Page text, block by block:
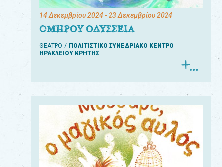
14 Δεκεμβρίου 2024- 23 Δεκεμβρίου 2024
ΟΜΗΡΟΥ ΟΔΥΣΣΕΙΑ
ΘΕΑΤΡΟ
ΠΟΛΙΤΙΣΤΙΚΟ ΣΥΝΕΔΡΙΑΚΟ ΚΕΝΤΡΟ
ΗΡΑΚΛΕΙΟΥ ΚΡΗΤΗΣ